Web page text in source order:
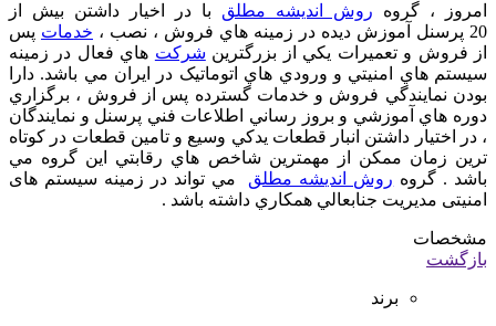
امروز ، گروه روش اندیشه مطلق با در اخيار داشتن بيش از
20 پرسنل آموزش ديده در زمينه هاي فروش ، نصب ،
خدمات پس
از فروش و تعميرات يکي از بزرگترين شرکت هاي فعال در زمينه
سيستم هاي امنيتي و ورودي هاي اتوماتيک در ايران مي باشد. دارا
بودن نمايندگي فروش و خدمات گسترده پس از فروش ، برگزاري
دوره هاي آموزشي و بروز رساني اطلاعات فني پرسنل و نمايندگان
، در اختيار داشتن انبار قطعات يدکي وسيع و تامين قطعات در کوتاه
ترين زمان ممکن از مهمترين شاخص هاي رقابتي اين گروه مي
باشد . گروه روش اندیشه مطلق مي تواند در زمينه سیستم های
امنیتی مديريت جنابعالي همکاري داشته باشد .
مشخصات
بازگشت
برند